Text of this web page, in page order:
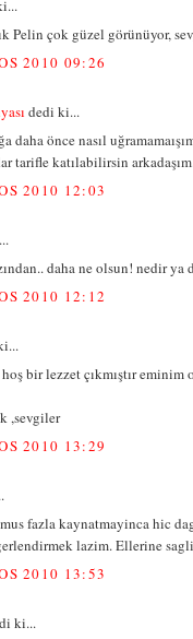
Pelin çok güzel görünüyor,
2010 09:26
dedi ki...
daha önce nasıl
tarifle katılabilirsin
2010 12:03
daha ne olsun! nedir ya
2010 12:12
bir lezzet çıkmıştır eminim
,sevgiler
2010 13:29
fazla kaynatmayinca hic
lazim. Ellerine
2010 13:53
ki...